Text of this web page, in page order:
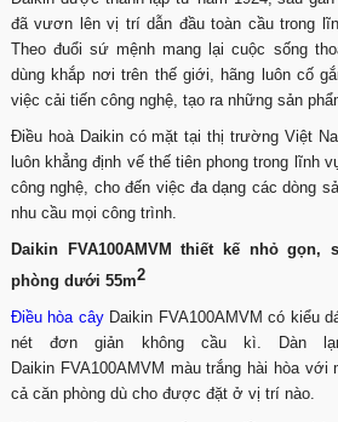
đã vươn lên vị trí dẫn đầu toàn cầu trong
Theo đuổi sứ mệnh mang lại cuộc sống
dùng khắp nơi trên thế giới, hãng luôn cố
việc cải tiến công nghệ, tạo ra những sản
Điều hoà Daikin có mặt tại thị trường Việt
luôn khẳng định vế thế tiên phong trong lĩnh
công nghệ, cho đến việc đa dạng các dòng
nhu cầu mọi công trình.
Daikin FVA100AMVM thiết kế nhỏ
phòng dưới 55m2
Điều hòa câyDaikin FVA100AMVM có kiểu
nét đơn giản không cầu kì. Dàn
Daikin FVA100AMVM màu trắng hài hòa với
cả căn phòng dù cho được đặt ở vị trí nào.